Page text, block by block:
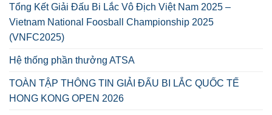
Tổng Kết Giải Đấu Bi Lắc Vô Địch Việt Nam 2025 –
Vietnam National Foosball Championship 2025
(VNFC2025)
Hệ thống phần thưởng ATSA
TOÀN TẬP THÔNG TIN GIẢI ĐẤU BI LẮC QUỐC TẾ
HONG KONG OPEN 2026